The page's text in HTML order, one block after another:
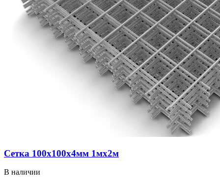
Сетка 100х100х4мм 1мх2м
В наличии